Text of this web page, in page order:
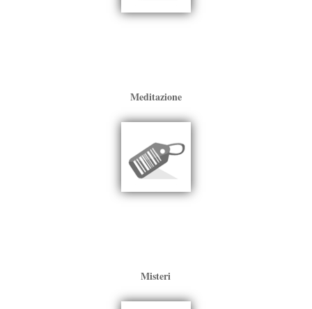
Meditazione
Misteri